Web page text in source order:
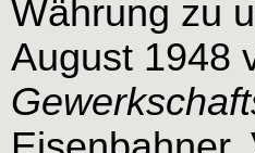
Währung zu
August 1948